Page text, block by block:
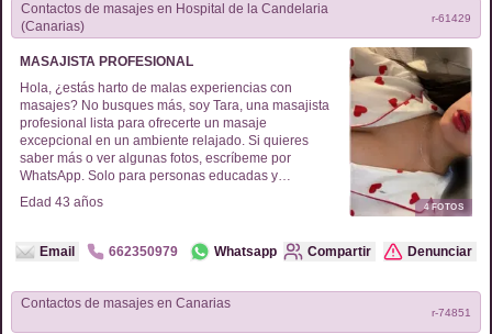
Contactos de masajes en Hospital de la Candelaria
(Canarias)
r-61429
MASAJISTA PROFESIONAL
Hola, ¿estás harto de malas experiencias con
masajes? No busques más, soy Tara, una masajista
profesional lista para ofrecerte un masaje
excepcional en un ambiente relajado. Si quieres
saber más o ver algunas fotos, escríbeme por
WhatsApp. Solo para personas educadas y
respetuosas. ¡Gracias y un saludo cordial!
Edad 43 años 4FOTOS
Email 662350979 Whatsapp Compartir Denunciar
Contactos de masajes en Canarias
r-74851